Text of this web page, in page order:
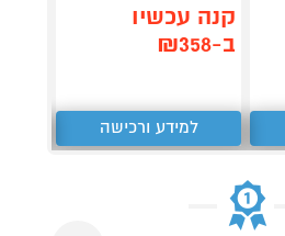
קנה עכשיו
ב-₪358
למידע ורכישה